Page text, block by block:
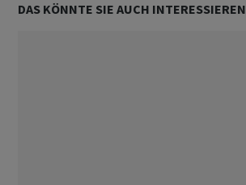
DAS KÖNNTE SIE AUCH INTERESSIEREN